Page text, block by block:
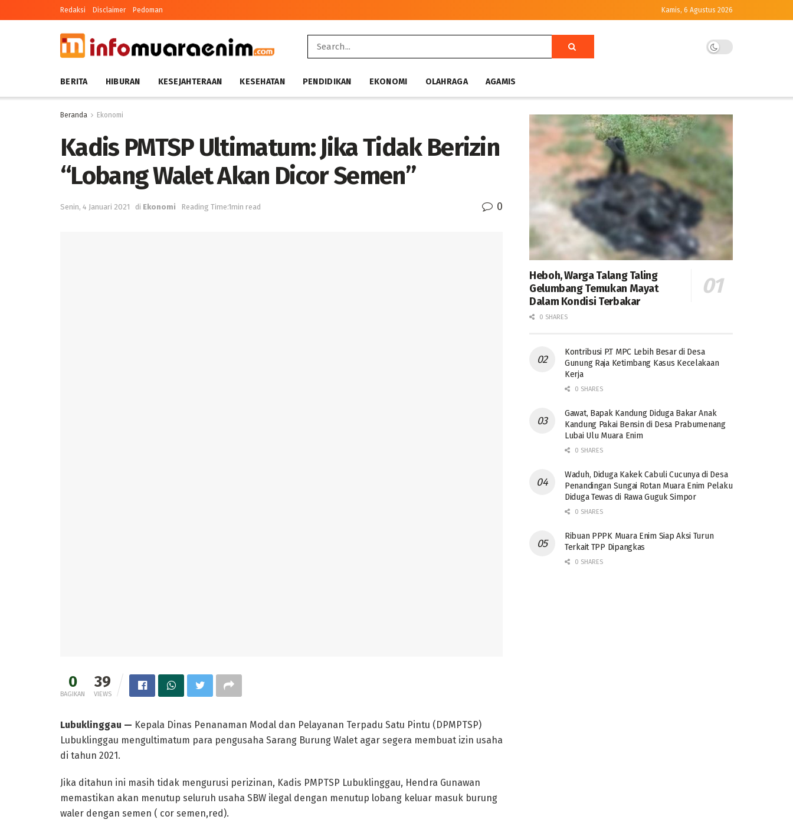
Redaksi Disclaimer Pedoman Kamis, 6 Agustus 2026
BERITA HIBURAN KESEJAHTERAAN KESEHATAN PENDIDIKAN EKONOMI OLAHRAGA AGAMIS
Beranda Ekonomi
Kadis PMTSP Ultimatum: Jika Tidak Berizin
“Lobang Walet Akan Dicor Semen”
Senin, 4 Januari 2021 di Ekonomi Reading Time:1min read 0
0
BAGIKAN
39
VIEWS
Lubuklinggau — Kepala Dinas Penanaman Modal dan Pelayanan Terpadu Satu Pintu (DPMPTSP)
Lubuklinggau mengultimatum para pengusaha Sarang Burung Walet agar segera membuat izin usaha
di tahun 2021.
Jika ditahun ini masih tidak mengurusi perizinan, Kadis PMPTSP Lubuklinggau, Hendra Gunawan
memastikan akan menutup seluruh usaha SBW ilegal dengan menutup lobang keluar masuk burung
waler dengan semen ( cor semen,red).
Heboh, Warga Talang Taling
Gelumbang Temukan Mayat
Dalam Kondisi Terbakar
0 SHARES
Kontribusi P.T MPC Lebih Besar di Desa
Gunung Raja Ketimbang Kasus Kecelakaan
Kerja
0 SHARES
Gawat, Bapak Kandung Diduga Bakar Anak
Kandung Pakai Bensin di Desa Prabumenang
Lubai Ulu Muara Enim
0 SHARES
Waduh, Diduga Kakek Cabuli Cucunya di Desa
Penandingan Sungai Rotan Muara Enim Pelaku
Diduga Tewas di Rawa Guguk Simpor
0 SHARES
Ribuan PPPK Muara Enim Siap Aksi Turun
Terkait TPP Dipangkas
0 SHARES